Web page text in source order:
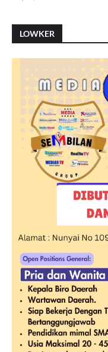
LOWKER